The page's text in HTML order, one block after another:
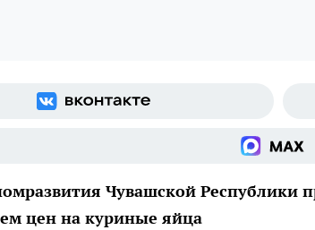
Чувашской Республики
цен на куриные яйца